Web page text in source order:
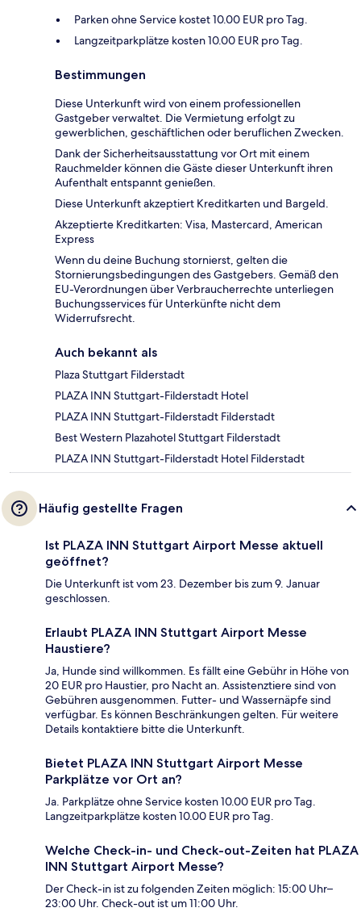
Parken ohne Service kostet 10.00 EUR pro Tag.
Langzeitparkplätze kosten 10.00 EUR pro Tag.
Bestimmungen
Diese Unterkunft wird von einem professionellen
Gastgeber verwaltet. Die Vermietung erfolgt zu
gewerblichen, geschäftlichen oder beruflichen Zwecken.
Dank der Sicherheitsausstattung vor Ort mit einem
Rauchmelder können die Gäste dieser Unterkunft ihren
Aufenthalt entspannt genießen.
Diese Unterkunft akzeptiert Kreditkarten und Bargeld.
Akzeptierte Kreditkarten: Visa, Mastercard, American
Express
Wenn du deine Buchung stornierst, gelten die
Stornierungsbedingungen des Gastgebers. Gemäß den
EU-Verordnungen über Verbraucherrechte unterliegen
Buchungsservices für Unterkünfte nicht dem
Widerrufsrecht.
Auch bekannt als
Plaza Stuttgart Filderstadt
PLAZA INN Stuttgart-Filderstadt Hotel
PLAZA INN Stuttgart-Filderstadt Filderstadt
Best Western Plazahotel Stuttgart Filderstadt
PLAZA INN Stuttgart-Filderstadt Hotel Filderstadt
Häufig gestellte Fragen
Ist PLAZA INN Stuttgart Airport Messe aktuell
geöffnet?
Die Unterkunft ist vom 23. Dezember bis zum 9. Januar
geschlossen.
Erlaubt PLAZA INN Stuttgart Airport Messe
Haustiere?
Ja, Hunde sind willkommen. Es fällt eine Gebühr in Höhe von
20 EUR pro Haustier, pro Nacht an. Assistenztiere sind von
Gebühren ausgenommen. Futter- und Wassernäpfe sind
verfügbar. Es können Beschränkungen gelten. Für weitere
Details kontaktiere bitte die Unterkunft.
Bietet PLAZA INN Stuttgart Airport Messe
Parkplätze vor Ort an?
Ja. Parkplätze ohne Service kosten 10.00 EUR pro Tag.
Langzeitparkplätze kosten 10.00 EUR pro Tag.
Welche Check-in- und Check-out-Zeiten hat PLAZA
INN Stuttgart Airport Messe?
Der Check-in ist zu folgenden Zeiten möglich: 15:00 Uhr–
23:00 Uhr. Check-out ist um 11:00 Uhr.